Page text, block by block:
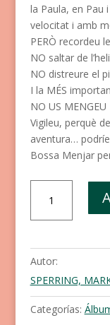
la Paula, en Pau
velocitat i amb
PERÒ recordeu
NO saltar de
NO distreure el
I la MÉS
NO US MENGEU
Vigileu, perquè
aventura…
Bossa Menjar
mengeu
menjar
per
a
dracs
cantidad
Autor:
SPERRING,
Categorías: